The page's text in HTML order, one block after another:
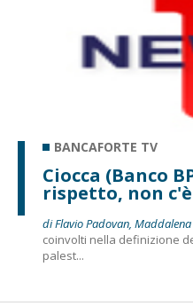
BANCAFORTE TV
Ciocca (Banco
rispetto, non
di Flavio Padovan,
coinvolti nella definizione
palest...